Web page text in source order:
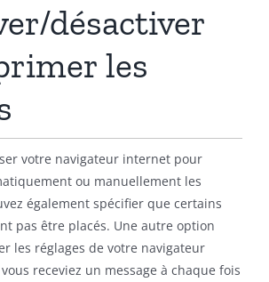
désactiver
les
votre navigateur internet pour
ou manuellement les
également spécifier que certains
pas être placés. Une autre option
les réglages de votre navigateur
receviez un message à chaque fois